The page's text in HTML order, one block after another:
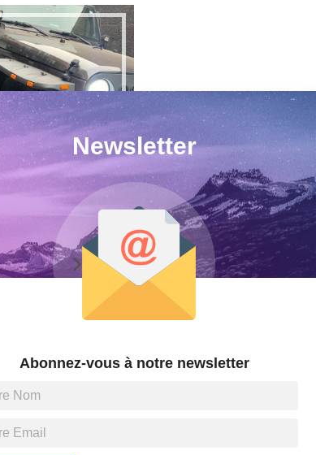
| Véhicule | $
32000
Newsletter
Abonnez-vous à notre newsletter